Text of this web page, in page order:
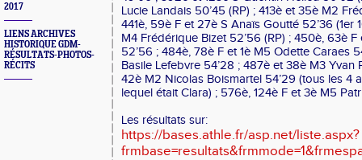
2017
LIENS ARCHIVES
HISTORIQUE GDM-
RÉSULTATS-PHOTOS-
RÉCITS
Lucie Landais 50’45 (RP) ; 413è et 35è M2
441è, 59è F et 27è S Anaïs Goutté 52’36 (1er
M4 Frédérique Bizet 52’56 (RP) ; 450è, 63è
52’56 ; 484è, 78è F et 1è M5 Odette Caraes
Basile Lefebvre 54’28 ; 487è et 38è M3 Yvan
42è M2 Nicolas Boismartel 54’29 (tous les 4
lequel était Clara) ; 576è, 124è F et 3è M5
Les résultats sur:
https://bases.athle.fr/asp.net/liste.aspx?